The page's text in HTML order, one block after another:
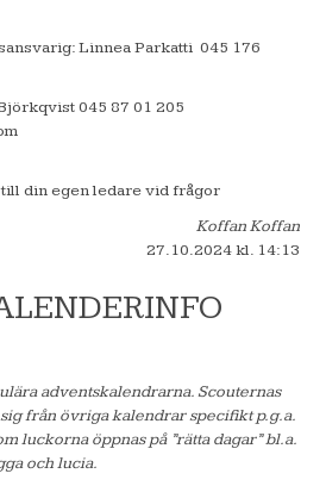
Linnea Parkatti 045 176
045 87 01 205
till din egen ledare vid frågor
Koffan Koffan
27.10.2024kl. 14:13
adventskalendrarna. Scouternas
från övriga kalendrar specifikt p.g.a.
luckorna öppnas på ”rätta dagar” bl.a.
och lucia.